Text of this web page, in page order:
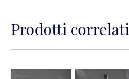
Prodotti correlati